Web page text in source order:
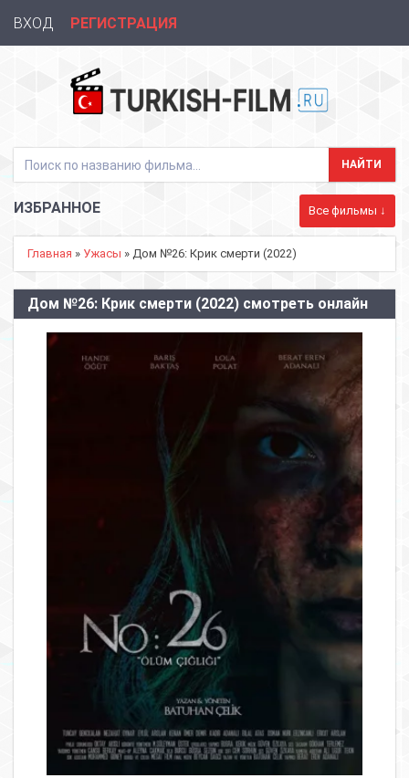
ВХОД РЕГИСТРАЦИЯ
ИЗБРАННОЕ Все фильмы ↓
Главная » Ужасы » Дом №26: Крик смерти (2022)
Дом №26: Крик смерти (2022) смотреть онлайн